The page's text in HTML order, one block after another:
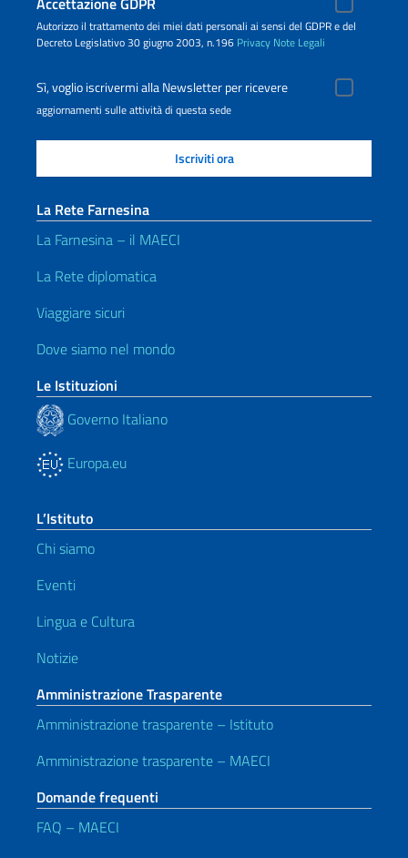
Autorizzo il trattamento dei miei dati personali ai sensi del GDPR e del
Decreto Legislativo 30 giugno 2003, n.196 Privacy Note Legali
Sì, voglio iscrivermi alla Newsletter per ricevere
aggiornamenti sulle attività di questa sede
La Rete Farnesina
La Farnesina – il MAECI
La Rete diplomatica
Viaggiare sicuri
Dove siamo nel mondo
Le Istituzioni
Governo Italiano
Europa.eu
L’Istituto
Chi siamo
Eventi
Lingua e Cultura
Notizie
Amministrazione Trasparente
Amministrazione trasparente – Istituto
Amministrazione trasparente – MAECI
Domande frequenti
FAQ – MAECI